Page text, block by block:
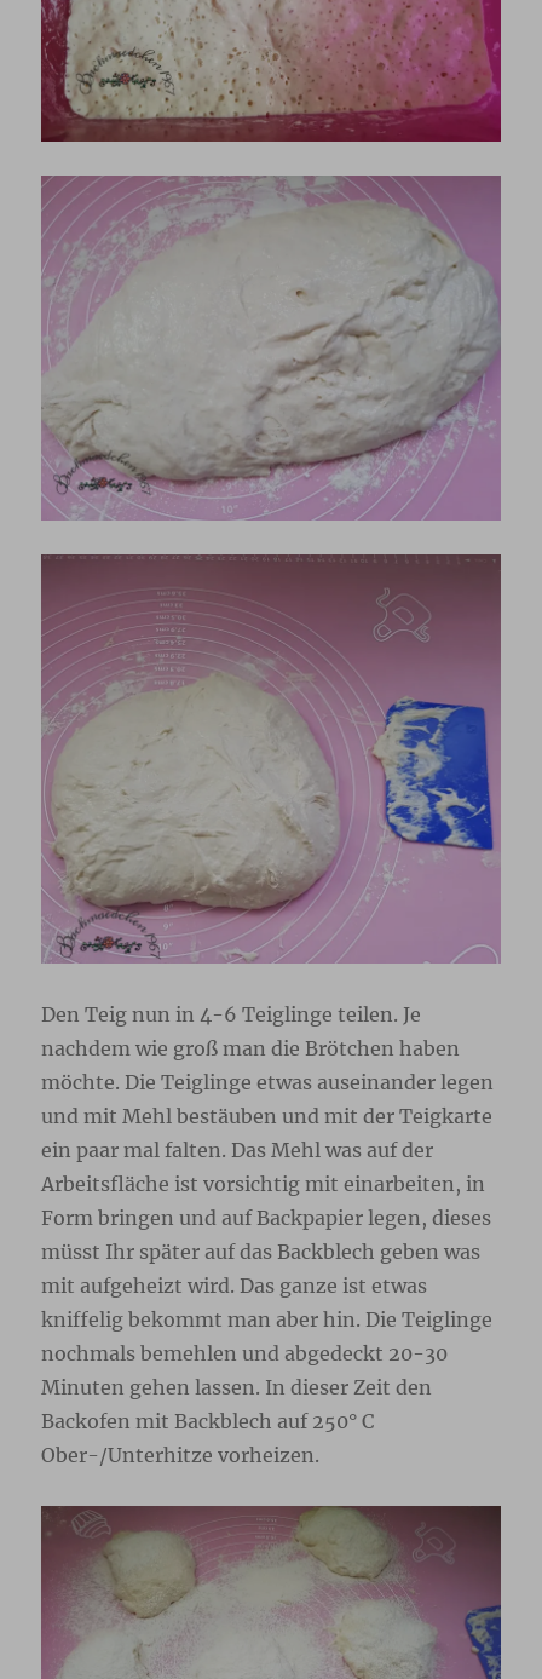
Den Teig nun in 4-6 Teiglinge teilen. Je
nachdem wie groß man die Brötchen haben
möchte. Die Teiglinge etwas auseinander legen
und mit Mehl bestäuben und mit der Teigkarte
ein paar mal falten. Das Mehl was auf der
Arbeitsfläche ist vorsichtig mit einarbeiten, in
Form bringen und auf Backpapier legen, dieses
müsst Ihr später auf das Backblech geben was
mit aufgeheizt wird. Das ganze ist etwas
kniffelig bekommt man aber hin. Die Teiglinge
nochmals bemehlen und abgedeckt 20-30
Minuten gehen lassen. In dieser Zeit den
Backofen mit Backblech auf 250° C
Ober-/Unterhitze vorheizen.